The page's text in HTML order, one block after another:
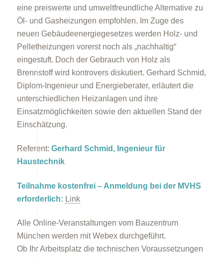
Energieberatung
Förderprogramme
eine preiswerte und umweltfreundliche Alternative zu
Öl- und Gasheizungen empfohlen. Im Zuge des
neuen Gebäudeenergiegesetzes werden Holz- und
Pelletheizungen vorerst noch als „nachhaltig“
eingestuft. Doch der Gebrauch von Holz als
Brennstoff wird kontrovers diskutiert. Gerhard Schmid,
Diplom-Ingenieur und Energieberater, erläutert die
unterschiedlichen Heizanlagen und ihre
Einsatzmöglichkeiten sowie den aktuellen Stand der
Einschätzung.
Referent: Gerhard Schmid, Ingenieur für
Haustechnik
Teilnahme kostenfrei – Anmeldung bei der MVHS
erforderlich: Link
Alle Online-Veranstaltungen vom Bauzentrum
München werden mit Webex durchgeführt.
Ob Ihr Arbeitsplatz die technischen Voraussetzungen